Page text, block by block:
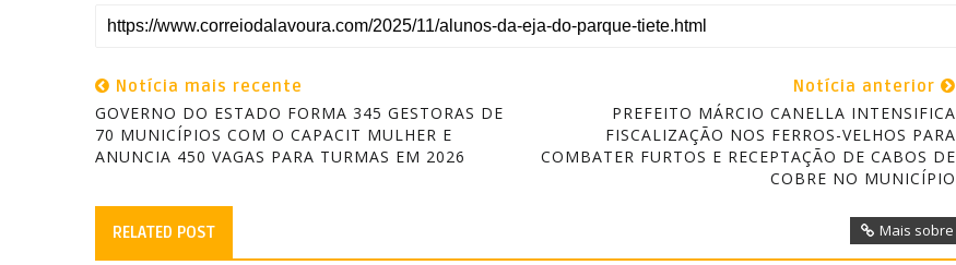
Notícia mais recente
GOVERNO DO ESTADO FORMA 345 GESTORAS DE
70 MUNICÍPIOS COM O CAPACIT MULHER E
ANUNCIA 450 VAGAS PARA TURMAS EM 2026
Notícia anterior
PREFEITO MÁRCIO CANELLA INTENSIFICA
FISCALIZAÇÃO NOS FERROS-VELHOS PARA
COMBATER FURTOS E RECEPTAÇÃO DE CABOS DE
COBRE NO MUNICÍPIO
RELATED POST Mais sobre